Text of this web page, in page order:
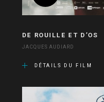
DE ROUILLE ET D’OS
JACQUES AUDIARD
DÉTAILS DU FILM